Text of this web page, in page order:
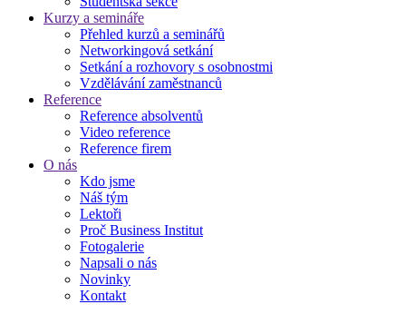
Kurzy a semináře
Přehled kurzů a seminářů
Networkingová setkání
Setkání a rozhovory s osobnostmi
Vzdělávání zaměstnanců
Reference
Reference absolventů
Video reference
Reference firem
O nás
Kdo jsme
Náš tým
Lektoři
Proč Business Institut
Fotogalerie
Napsali o nás
Novinky
Kontakt